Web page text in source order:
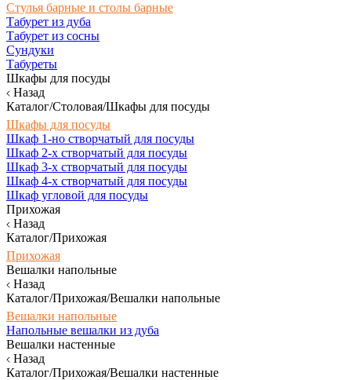
Стулья барные и столы барные
Табурет из дуба
Табурет из сосны
Сундуки
Табуреты
Шкафы для посуды
Назад
Каталог/Столовая/Шкафы для посуды
Шкафы для посуды
Шкаф 1-но створчатый для посуды
Шкаф 2-х створчатый для посуды
Шкаф 3-х створчатый для посуды
Шкаф 4-х створчатый для посуды
Шкаф угловой для посуды
Прихожая
Назад
Каталог/Прихожая
Прихожая
Вешалки напольные
Назад
Каталог/Прихожая/Вешалки напольные
Вешалки напольные
Напольные вешалки из дуба
Вешалки настенные
Назад
Каталог/Прихожая/Вешалки настенные